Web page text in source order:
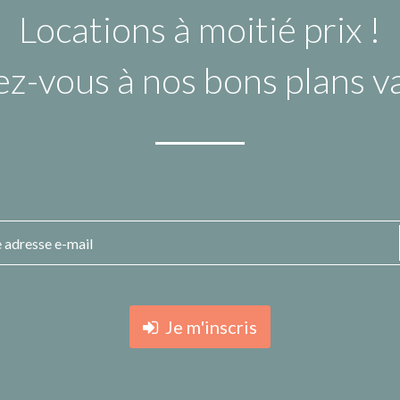
Locations à moitié prix !
vous à nos bons plans
Je m'inscris